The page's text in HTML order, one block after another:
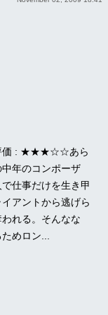
評価 : ★★★☆☆あら
年のコンポーザ
仕事だけを生き甲
アントから逃げら
れる。そんなな
めロン...